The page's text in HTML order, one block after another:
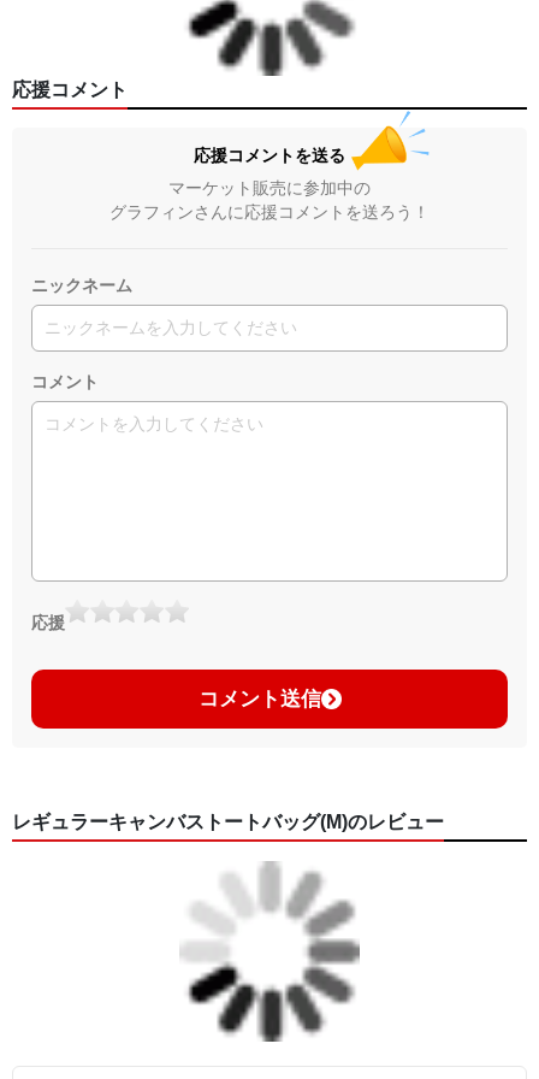
応援コメント
応援コメントを送る
マーケット販売に参加中の
グラフィンさんに応援コメントを送ろう！
ニックネーム
コメント
応援
コメント送信
レギュラーキャンバストートバッグ(M)のレビュー